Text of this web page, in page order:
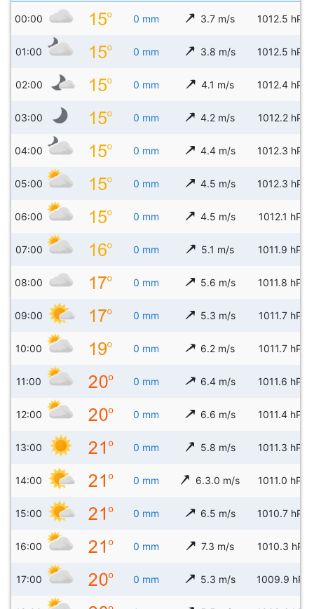
00:00 0 mm 3.7 m/s 1012.5 hPa
01:00 0 mm 3.8 m/s 1012.5 hPa
02:00 0 mm 4.1 m/s 1012.4 hPa
03:00 0 mm 4.2 m/s 1012.2 hPa
04:00 0 mm 4.4 m/s 1012.3 hPa
05:00 0 mm 4.5 m/s 1012.3 hPa
06:00 0 mm 4.5 m/s 1012.1 hPa
07:00 0 mm 5.1 m/s 1011.9 hPa
08:00 0 mm 5.6 m/s 1011.8 hPa
09:00 0 mm 5.3 m/s 1011.7 hPa
10:00 0 mm 6.2 m/s 1011.7 hPa
11:00 0 mm 6.4 m/s 1011.6 hPa
12:00 0 mm 6.6 m/s 1011.4 hPa
13:00 0 mm 5.8 m/s 1011.3 hPa
14:00 0 mm 6.3.0 m/s 1011.0 hPa
15:00 0 mm 6.5 m/s 1010.7 hPa
16:00 0 mm 7.3 m/s 1010.3 hPa
17:00 0 mm 5.3 m/s 1009.9 hPa